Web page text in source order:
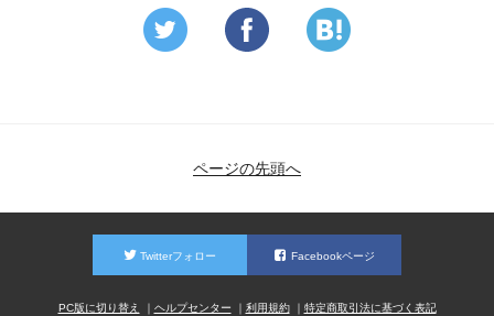
ページの先頭へ
Twitterフォロー Facebookページ
PC版に切り替え ヘルプセンター 利用規約 特定商取引法に基づく表記